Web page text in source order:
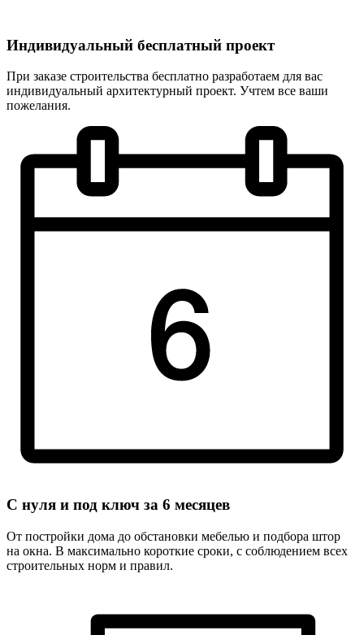
Индивидуальный бесплатный проект
При заказе строительства бесплатно разработаем для вас
индивидуальный архитектурный проект. Учтем все ваши
пожелания.
С нуля и под ключ за 6 месяцев
От постройки дома до обстановки мебелью и подбора штор
на окна. В максимально короткие сроки, с соблюдением всех
строительных норм и правил.